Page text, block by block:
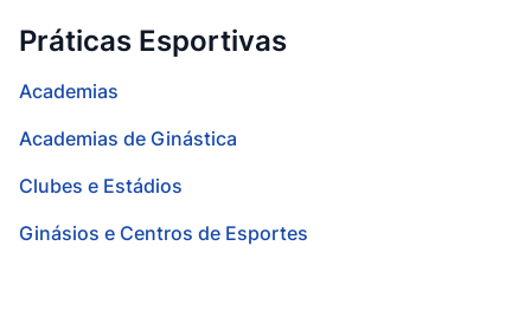
Práticas Esportivas
Academias
Academias de Ginástica
Clubes e Estádios
Ginásios e Centros de Esportes